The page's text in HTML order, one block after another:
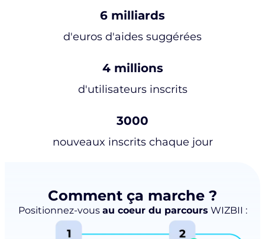
6 milliards
d'euros d'aides suggérées
4 millions
d'utilisateurs inscrits
3000
nouveaux inscrits chaque jour
Comment ça marche ?
Positionnez-vous au coeur du parcours WIZBII :